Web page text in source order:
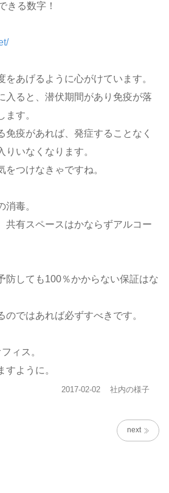
きる数字！
をあげるように心がけています。
入ると、潜伏期間があり免疫が落
ます。
免疫があれば、発症することなく
りいなくなります。
つけなきゃですね。
消毒。
共有スペースはかならずアルコー
防しても100％かからない保証はな
のではあれば必ずすべきです。
ィス。
すように。
投
2017-02-02
カ
ー
社内の様子
next